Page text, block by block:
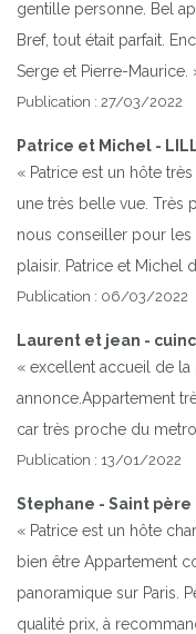
gentille personne. Bel
Bref, tout était parfait.
Serge et Pierre-Maurice.
Publication : 27/03/2022
Patrice et Michel -
« Patrice est un hôte
une très belle vue. Très
nous conseiller pour les
plaisir. Patrice et Michel
Publication : 06/03/2022
Laurent et jean -
« excellent accueil de la
annonce.Appartement
car très proche du
Publication : 13/01/2022
Stephane - Saint père
« Patrice est un hôte
bien être Appartement
panoramique sur Paris.
qualité prix, à